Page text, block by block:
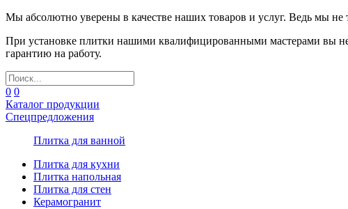
Мы абсолютно уверены в качестве наших товаров и услуг. Ведь мы не
При установке плитки нашими квалифицированными мастерами вы
гарантию на работу.
0 0
Каталог продукции
Спецпредложения
Плитка для ванной
Плитка для кухни
Плитка напольная
Плитка для стен
Керамогранит